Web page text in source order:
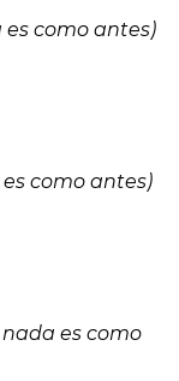
es como antes)
como antes)
nada es como